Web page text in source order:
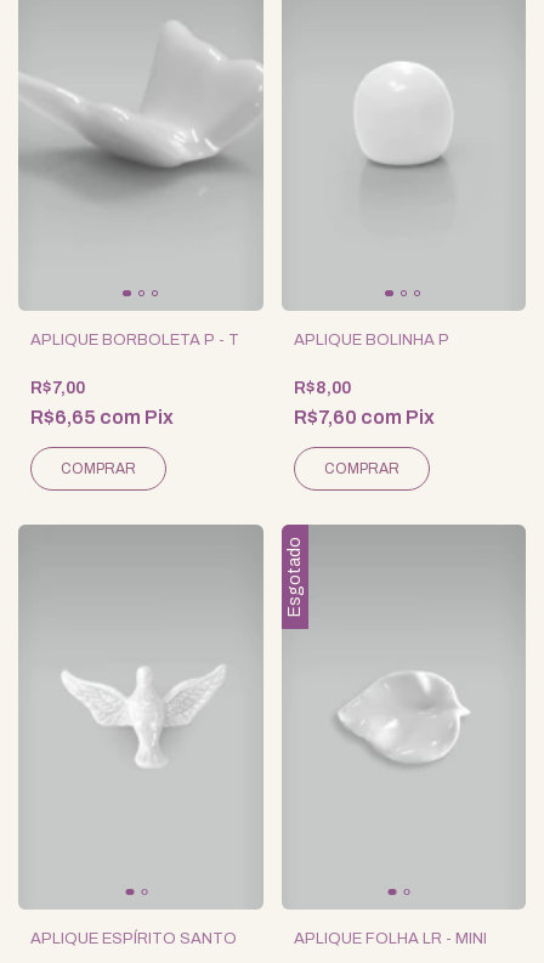
APLIQUE BORBOLETA P - T
R$7,00
R$6,65 com Pix
APLIQUE BOLINHA P
R$8,00
R$7,60 com Pix
APLIQUE ESPÍRITO SANTO
Esgotado
APLIQUE FOLHA LR - MINI